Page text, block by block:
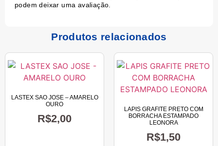
podem deixar uma avaliação.
Produtos relacionados
LASTEX SAO JOSE – AMARELO
OURO
R$2,00
LAPIS GRAFITE PRETO COM
BORRACHA ESTAMPADO
LEONORA
R$1,50